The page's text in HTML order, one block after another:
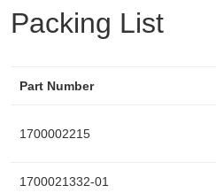
Packing List
Part Number
1700002215
1700021332-01